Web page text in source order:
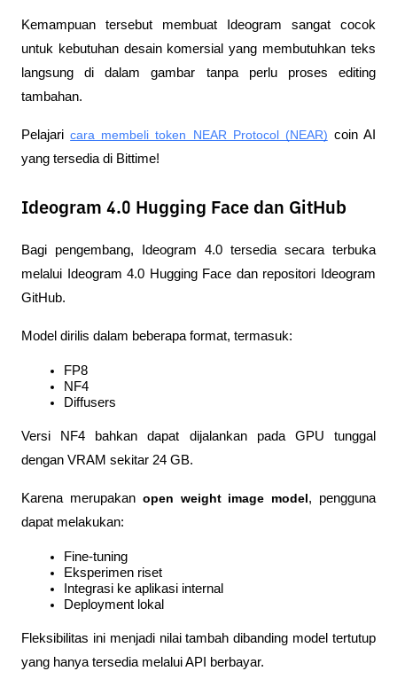
Kemampuan tersebut membuat Ideogram sangat cocok
untuk kebutuhan desain komersial yang membutuhkan teks
langsung di dalam gambar tanpa perlu proses editing
tambahan.
Pelajari cara membeli token NEAR Protocol (NEAR) coin AI
yang tersedia di Bittime!
Ideogram 4.0 Hugging Face dan GitHub
Bagi pengembang, Ideogram 4.0 tersedia secara terbuka
melalui Ideogram 4.0 Hugging Face dan repositori Ideogram
GitHub.
Model dirilis dalam beberapa format, termasuk:
FP8
NF4
Diffusers
Versi NF4 bahkan dapat dijalankan pada GPU tunggal
dengan VRAM sekitar 24 GB.
Karena merupakan open weight image model, pengguna
dapat melakukan:
Fine-tuning
Eksperimen riset
Integrasi ke aplikasi internal
Deployment lokal
Fleksibilitas ini menjadi nilai tambah dibanding model tertutup
yang hanya tersedia melalui API berbayar.